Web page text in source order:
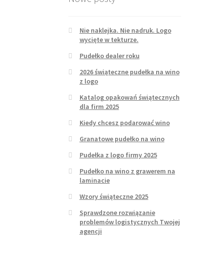
Nie naklejka. Nie nadruk. Logo
wycięte w tekturze.
Pudełko dealer roku
2026 świąteczne pudełka na wino
z logo
Katalog opakowań świątecznych
dla firm 2025
Kiedy chcesz podarować wino
Granatowe pudełko na wino
Pudełka z logo firmy 2025
Pudełko na wino z grawerem na
laminacie
Wzory świąteczne 2025
Sprawdzone rozwiązanie
problemów logistycznych Twojej
agencji